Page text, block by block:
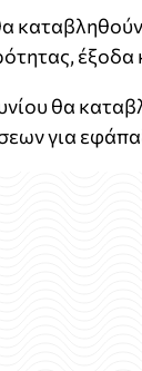
έξοδα
θα
για